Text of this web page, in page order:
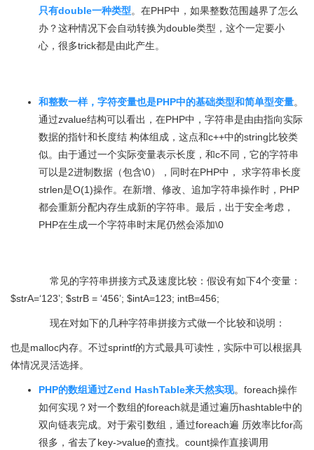
只有double一种类型。在PHP中，如果整数范围越界了怎么
办？这种情况下会自动转换为double类型，这个一定要小
心，很多trick都是由此产生。
和整数一样，字符变量也是PHP中的基础类型和简单型变量。
通过zvalue结构可以看出，在PHP中，字符串是由由指向实际
数据的指针和长度结 构体组成，这点和c++中的string比较类
似。由于通过一个实际变量表示长度，和c不同，它的字符串
可以是2进制数据（包含\0），同时在PHP中， 求字符串长度
strlen是O(1)操作。在新增、修改、追加字符串操作时，PHP
都会重新分配内存生成新的字符串。最后，出于安全考虑，
PHP在生成一个字符串时末尾仍然会添加\0
常见的字符串拼接方式及速度比较：假设有如下4个变量：
$strA=‘123’; $strB = ‘456’; $intA=123; intB=456;
现在对如下的几种字符串拼接方式做一个比较和说明：
也是malloc内存。不过sprintf的方式最具可读性，实际中可以根据具
体情况灵活选择。
PHP的数组通过Zend HashTable来天然实现。foreach操作
如何实现？对一个数组的foreach就是通过遍历hashtable中的
双向链表完成。对于索引数组，通过foreach遍 历效率比for高
很多，省去了key->value的查找。count操作直接调用